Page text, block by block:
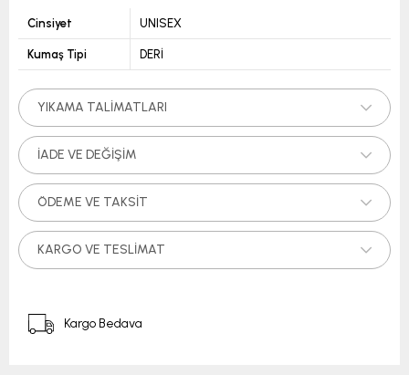
Cinsiyet UNISEX
Kumaş Tipi DERİ
YIKAMA TALIMATLARI
İADE VE DEĞIŞIM
ÖDEME VE TAKSIT
KARGO VE TESLIMAT
Kargo Bedava